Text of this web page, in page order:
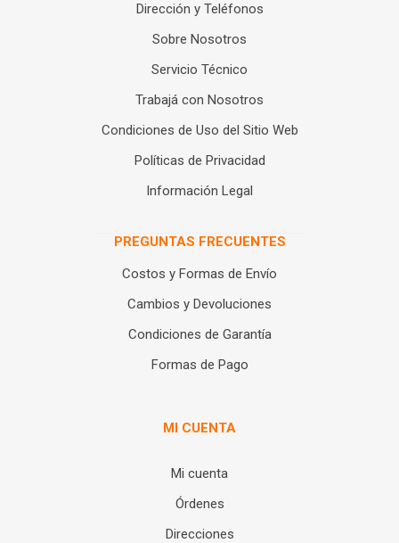
Dirección y Teléfonos
Sobre Nosotros
Servicio Técnico
Trabajá con Nosotros
Condiciones de Uso del Sitio Web
Políticas de Privacidad
Información Legal
PREGUNTAS FRECUENTES
Costos y Formas de Envío
Cambios y Devoluciones
Condiciones de Garantía
Formas de Pago
MI CUENTA
Mi cuenta
Órdenes
Direcciones